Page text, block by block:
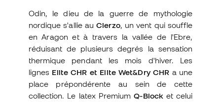
Odin, le dieu de la guerre de mythologie
nordique s'allie auCierzo, un vent qui souffle
en Aragon et à travers la vallée de l'Ebre,
réduisant de plusieurs degrés la sensation
thermique pendant les mois d'hiver. Les
lignes Elite CHR et Elite Wet&Dry CHR a une
place prépondérente au sein de cette
collection. Le latex PremiumQ-Blocket celui